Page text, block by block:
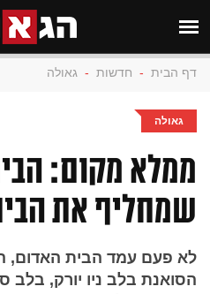
דף הבית - חדשות - גאולה
גאולה
ממלא מקום:
שמחליף את
לא פעם עמד הבית האדום,
הסואנת בלב ניו יורק, בלב